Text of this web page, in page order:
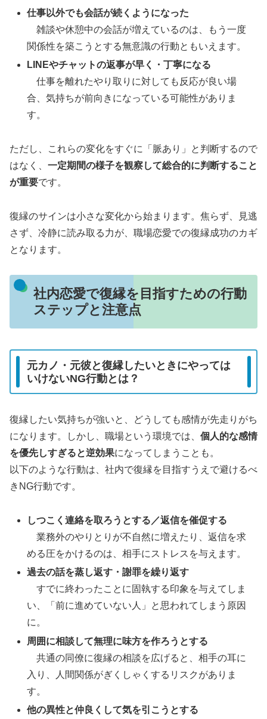
仕事以外でも会話が続くようになった
雑談や休憩中の会話が増えているのは、もう一度
関係性を築こうとする無意識の行動ともいえます。
LINEやチャットの返事が早く・丁寧になる
仕事を離れたやり取りに対しても反応が良い場
合、気持ちが前向きになっている可能性がありま
す。
ただし、これらの変化をすぐに「脈あり」と判断するので
はなく、 一定期間の様子を観察して総合的に判断すること
が重要です。
復縁のサインは小さな変化から始まります。焦らず、見逃
さず、冷静に読み取る力が、職場恋愛での復縁成功のカギ
となります。
社内恋愛で復縁を目指すための行動
ステップと注意点
元カノ・元彼と復縁したいときにやっては
いけないNG行動とは？
復縁したい気持ちが強いと、どうしても感情が先走りがち
になります。しかし、職場という環境では、 個人的な感情
を優先しすぎると逆効果になってしまうことも。
以下のような行動は、社内で復縁を目指すうえで避けるべ
きNG行動です。
しつこく連絡を取ろうとする／返信を催促する
業務外のやりとりが不自然に増えたり、返信を求
める圧をかけるのは、相手にストレスを与えます。
過去の話を蒸し返す・謝罪を繰り返す
すでに終わったことに固執する印象を与えてしま
い、「前に進めていない人」と思われてしまう原因
に。
周囲に相談して無理に味方を作ろうとする
共通の同僚に復縁の相談を広げると、相手の耳に
入り、人間関係がぎくしゃくするリスクがありま
す。
他の異性と仲良くして気を引こうとする